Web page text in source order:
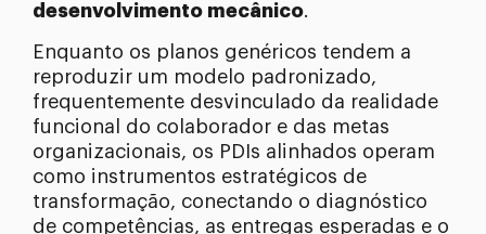
desenvolvimento mecânico.
Enquanto os planos genéricos tendem a
reproduzir um modelo padronizado,
frequentemente desvinculado da realidade
funcional do colaborador e das metas
organizacionais, os PDIs alinhados operam
como instrumentos estratégicos de
transformação, conectando o diagnóstico
de competências, as entregas esperadas e o